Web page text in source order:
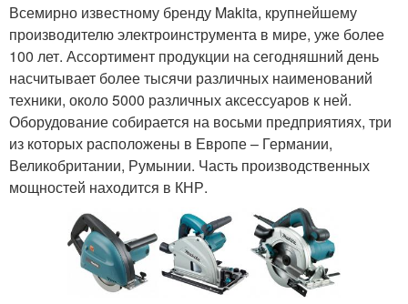
Всемирно известному бренду Makita, крупнейшему
производителю электроинструмента в мире, уже более
100 лет. Ассортимент продукции на сегодняшний день
насчитывает более тысячи различных наименований
техники, около 5000 различных аксессуаров к ней.
Оборудование собирается на восьми предприятиях, три
из которых расположены в Европе – Германии,
Великобритании, Румынии. Часть производственных
мощностей находится в КНР.